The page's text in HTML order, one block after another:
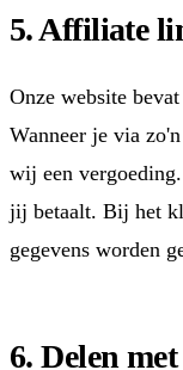
5. Affiliate
Onze website
Wanneer je via
wij een
jij betaalt. Bij het
gegevens worden
6. Delen